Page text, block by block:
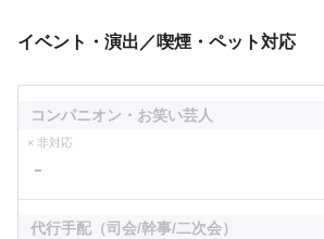
イベント・演出／喫煙・ペット対応
コンパニオン・お笑い芸人
× 非対応
－
代行手配（司会/幹事/二次会）